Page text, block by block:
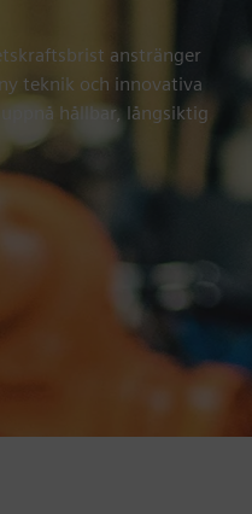
anstränger
teknik och innovativa
hållbar, långsiktig